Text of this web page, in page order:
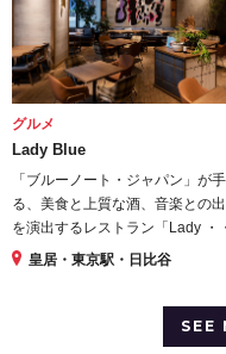
グルメ
Lady Blue
「ブルーノート・ジャパン」が
る、美食と上質な酒、音楽との
を演出するレストラン「Lady ・
皇居・東京駅・日比谷
SEE